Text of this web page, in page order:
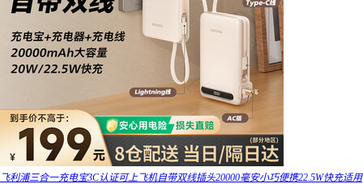
飞利浦三合一充电宝3C认证可上飞机自带双线插头20000毫安小巧便携22.5W快充适用